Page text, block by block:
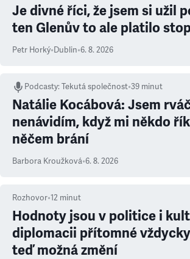
Je divné říci, že jsem si užil
ten Glenův to ale platilo
Petr Horký•Dublin•6. 8. 2026
Podcasty:Tekutá společnost•39 minut
Natálie Kocábová: Jsem
nenávidím, když mi někdo
něčem brání
Barbora Kroužková•6. 8. 2026
Rozhovor•12 minut
Hodnoty jsou v politice i
diplomacii přítomné
teď možná změní